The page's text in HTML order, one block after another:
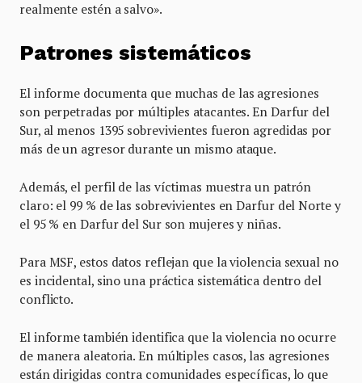
realmente estén a salvo».
Patrones sistemáticos
El informe documenta que muchas de las agresiones
son perpetradas por múltiples atacantes. En Darfur del
Sur, al menos 1395 sobrevivientes fueron agredidas por
más de un agresor durante un mismo ataque.
Además, el perfil de las víctimas muestra un patrón
claro: el 99 % de las sobrevivientes en Darfur del Norte y
el 95 % en Darfur del Sur son mujeres y niñas.
Para MSF, estos datos reflejan que la violencia sexual no
es incidental, sino una práctica sistemática dentro del
conflicto.
El informe también identifica que la violencia no ocurre
de manera aleatoria. En múltiples casos, las agresiones
están dirigidas contra comunidades específicas, lo que